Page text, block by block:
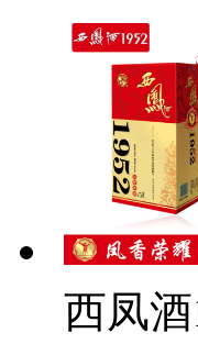
西凤